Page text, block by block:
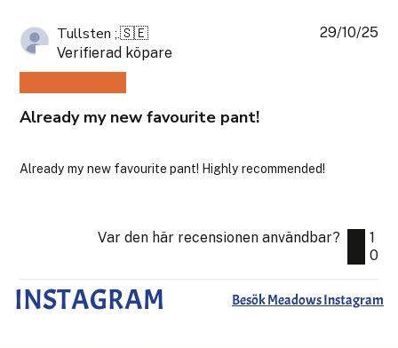
Tullsten ;.🇸🇪
Verifierad köpare
Already my new favourite pant!
Already my new favourite pant! Highly recommended!
29/10/25
Var den här recensionen användbar?
1
0
INSTAGRAM Besök Meadows Instagram